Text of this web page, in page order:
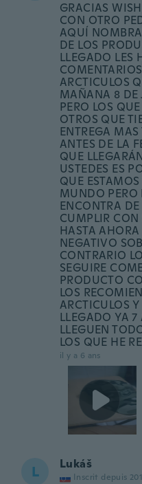
GRACIAS
CON OTRO
AQUÍ
DE LOS
LLEGADO LES
ARCTICULOS
MAÑANA 8 DE
PERO LOS
OTROS QUE
ENTREGA
ANTES DE LA
QUE
USTEDES ES
QUE
MUNDO PERO
ENCONTRA
CUMPLIR CON
HASTA
NEGATIVO
CONTRARIO
SEGUIRE
PRODUCTO
LOS
ARCTICULOS
LLEGADO YA 7
LLEGUEN
LOS QUE HE
il y a 6 ans
L Lukáš
Inscrit depuis